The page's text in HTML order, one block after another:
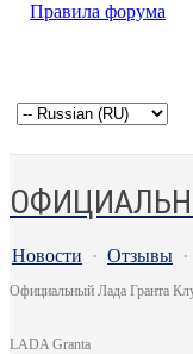
Правила форума
Новости · Отзывы ·
Официальный Лада Гранта
LADA Granta